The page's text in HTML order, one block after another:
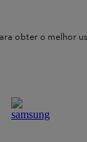
obter o melhor